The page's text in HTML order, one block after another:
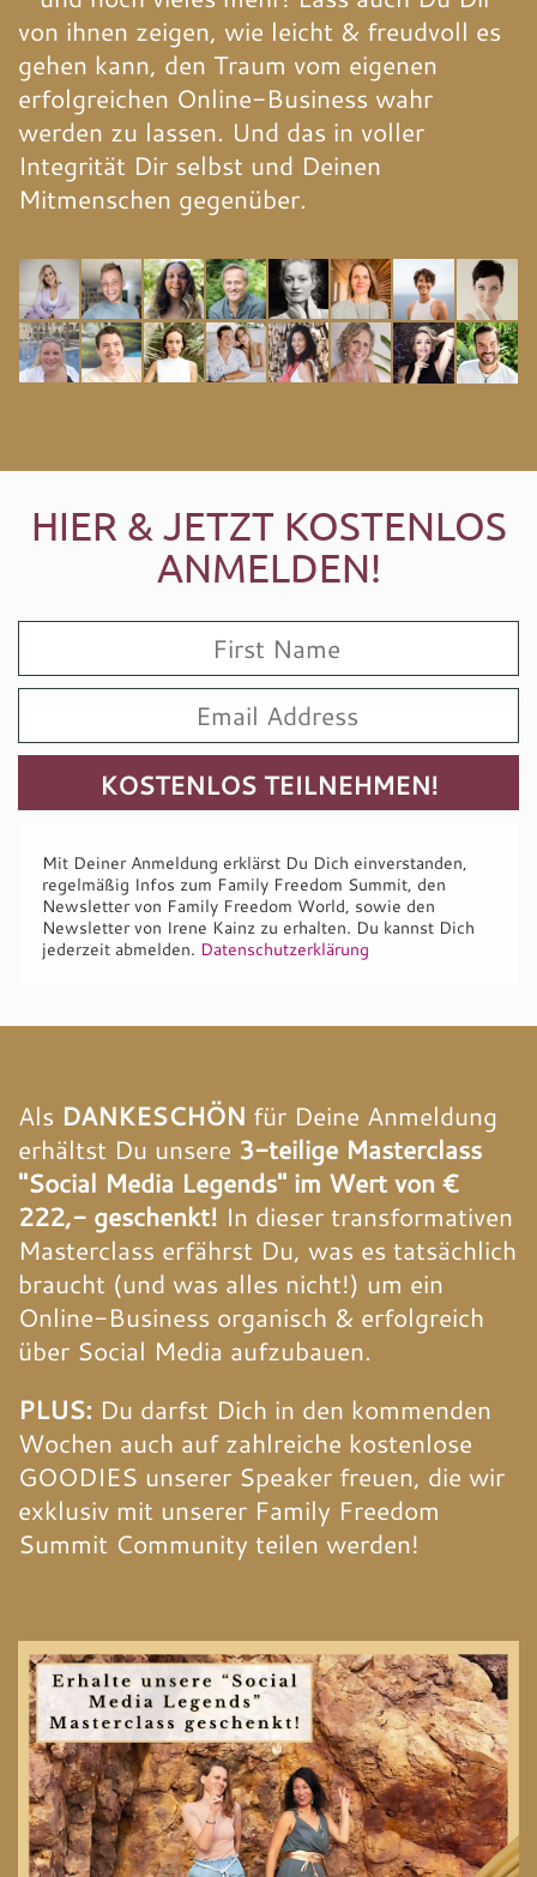
von ihnen zeigen, wie leicht & freudvoll es
gehen kann, den Traum vom eigenen
erfolgreichen Online-Business wahr
werden zu lassen. Und das in voller
Integrität Dir selbst und Deinen
Mitmenschen gegenüber.
HIER & JETZT KOSTENLOS
ANMELDEN!
Mit Deiner Anmeldung erklärst Du Dich einverstanden,
regelmäßig Infos zum Family Freedom Summit, den
Newsletter von Family Freedom World, sowie den
Newsletter von Irene Kainz zu erhalten. Du kannst Dich
jederzeit abmelden. Datenschutzerklärung
Als DANKESCHÖN für Deine Anmeldung
erhältst Du unsere 3-teilige Masterclass
"Social Media Legends" im Wert von €
222,- geschenkt! In dieser transformativen
Masterclass erfährst Du, was es tatsächlich
braucht (und was alles nicht!) um ein
Online-Business organisch & erfolgreich
über Social Media aufzubauen.
PLUS: Du darfst Dich in den kommenden
Wochen auch auf zahlreiche kostenlose
GOODIES unserer Speaker freuen, die wir
exklusiv mit unserer Family Freedom
Summit Community teilen werden!